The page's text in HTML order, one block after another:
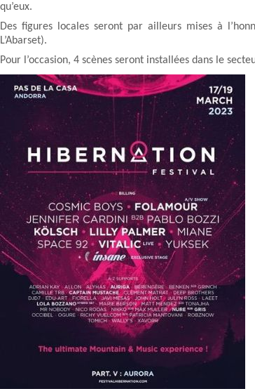
qu’eux.
Des figures locales seront par ailleurs mises à
L’Abarset).
Pour l’occasion, 4 scènes seront installées dans le